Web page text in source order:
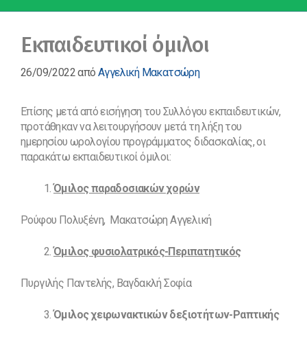
Εκπαιδευτικοί όμιλοι
26/09/2022απόΑγγελική Μακατσώρη
Επίσης μετά από εισήγηση του Συλλόγου εκπαιδευτικών,
προτάθηκαν να λειτουργήσουν μετά τη λήξη του
ημερησίου ωρολογίου προγράμματος διδασκαλίας, οι
παρακάτω εκπαιδευτικοί όμιλοι:
Όμιλος παραδοσιακών χορών
Ρούφου Πολυξένη, Μακατσώρη Αγγελική
Όμιλος φυσιολατρικός-Περιπατητικός
Πυργιλής Παντελής, Βαγδακλή Σοφία
Όμιλος χειρωνακτικών δεξιοτήτων-Ραπτικής